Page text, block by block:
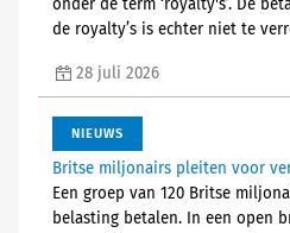
onder de term ‘royalty's’. De
de royalty’s is echter niet te
28 juli 2026
NIEUWS
Britse miljonairs pleiten voor
Een groep van 120 Britse
belasting betalen. In een open